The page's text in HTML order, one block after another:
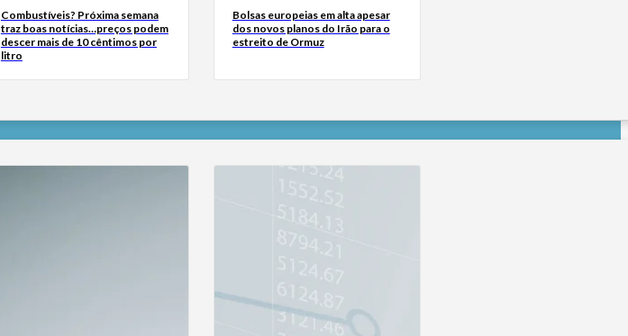
Combustíveis? Próxima semana
traz boas notícias…preços podem
descer mais de 10 cêntimos por
litro
Bolsas europeias em alta apesar
dos novos planos do Irão para o
estreito de Ormuz